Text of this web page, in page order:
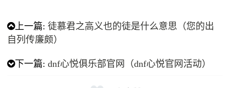
上一篇:徒慕君之高义也的徒是什么意思（您的出
自列传廉颇）
下一篇:dnf心悦俱乐部官网（dnf心悦官网活动）